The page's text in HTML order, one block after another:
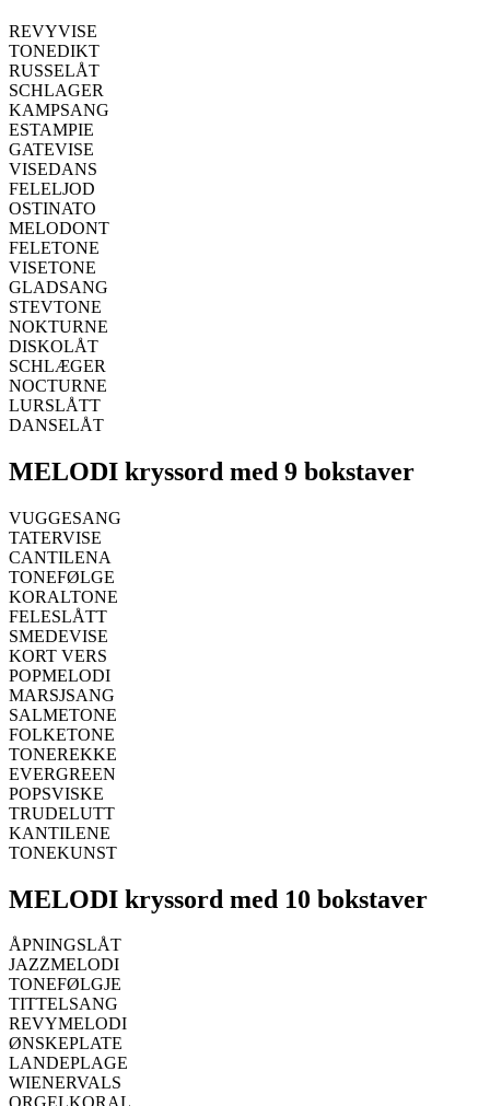
REVYVISE
TONEDIKT
RUSSELÅT
SCHLAGER
KAMPSANG
ESTAMPIE
GATEVISE
VISEDANS
FELELJOD
OSTINATO
MELODONT
FELETONE
VISETONE
GLADSANG
STEVTONE
NOKTURNE
DISKOLÅT
SCHLÆGER
NOCTURNE
LURSLÅTT
DANSELÅT
MELODI kryssord med 9 bokstaver
VUGGESANG
TATERVISE
CANTILENA
TONEFØLGE
KORALTONE
FELESLÅTT
SMEDEVISE
KORT VERS
POPMELODI
MARSJSANG
SALMETONE
FOLKETONE
TONEREKKE
EVERGREEN
POPSVISKE
TRUDELUTT
KANTILENE
TONEKUNST
MELODI kryssord med 10 bokstaver
ÅPNINGSLÅT
JAZZMELODI
TONEFØLGJE
TITTELSANG
REVYMELODI
ØNSKEPLATE
LANDEPLAGE
WIENERVALS